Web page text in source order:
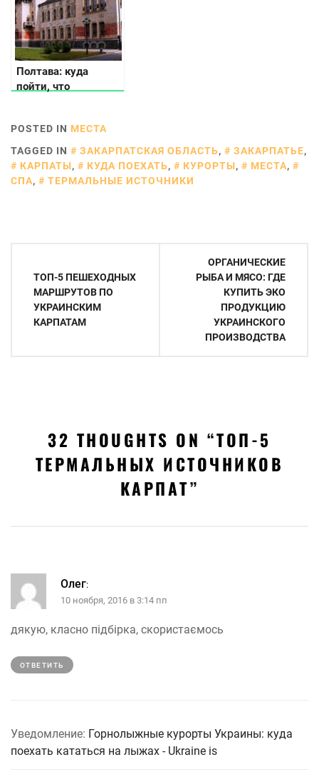
Полтава: куда
пойти, что
POSTED IN МЕСТА
TAGGED IN
ЗАКАРПАТСКАЯ ОБЛАСТЬ, ЗАКАРПАТЬЕ,
КАРПАТЫ, КУДА ПОЕХАТЬ, КУРОРТЫ, МЕСТА,
СПА, ТЕРМАЛЬНЫЕ ИСТОЧНИКИ
записям
ТОП-5 ПЕШЕХОДНЫХ
МАРШРУТОВ ПО
УКРАИНСКИМ
КАРПАТАМ
ОРГАНИЧЕСКИЕ
РЫБА И МЯСО: ГДЕ
КУПИТЬ ЭКО
ПРОДУКЦИЮ
УКРАИНСКОГО
ПРОИЗВОДСТВА
32 THOUGHTS ON “ТОП-5
ТЕРМАЛЬНЫХ ИСТОЧНИКОВ
КАРПАТ”
Олег:
10 ноября, 2016 в 3:14 пп
дякую, класно підбірка, скористаємось
ОТВЕТИТЬ
Уведомление: Горнолыжные курорты Украины: куда
поехать кататься на лыжах - Ukraine is